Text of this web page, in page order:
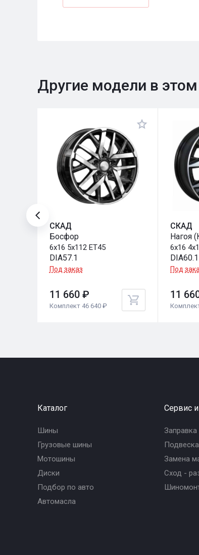
Другие модели в
СКАД
Босфор
6x16 5x112 ET45
DIA57.1
Под заказ
11 660 ₽
Комплект 46 640 ₽
СКАД
Нагоя
6x16
DIA60.1
Под
11
Каталог
Шины
Грузовые шины
Мотошины
Диски
Подбор по авто
Автомасла
Сервис
Замена
Сход -